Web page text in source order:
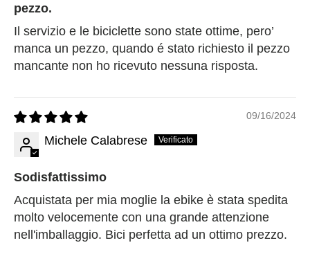
pezzo.
Il servizio e le biciclette sono state ottime, pero’
manca un pezzo, quando é stato richiesto il pezzo
mancante non ho ricevuto nessuna risposta.
09/16/2024
Michele Calabrese
Sodisfattissimo
Acquistata per mia moglie la ebike è stata spedita
molto velocemente con una grande attenzione
nell'imballaggio. Bici perfetta ad un ottimo prezzo.